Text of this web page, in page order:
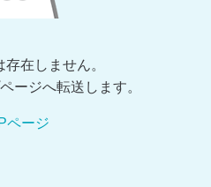
在しません。
ージへ転送します。
ページ